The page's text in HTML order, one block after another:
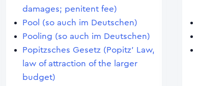
damages; penitent fee)
Pool (so auch im Deutschen)
Pooling (so auch im Deutschen)
Popitzsches Gesetz (Popitz' Law,
law of attraction of the larger
budget)